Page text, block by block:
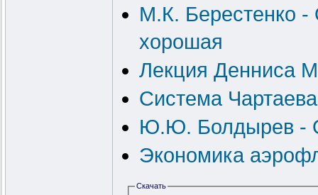
М.К. Берестенко -
хорошая
Лекция Денниса
Система Чартаева
Ю.Ю. Болдырев - О
Экономика
Скачать